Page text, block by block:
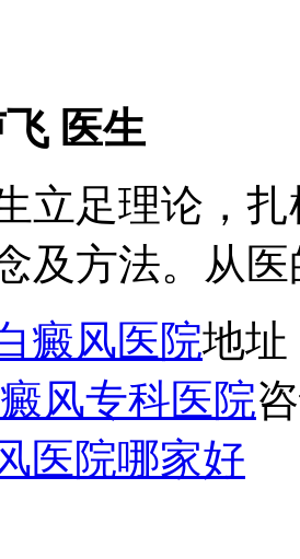
飞 医生
立足理论，
及方法。从
癜风医院地址
风专科医院
医院哪家好